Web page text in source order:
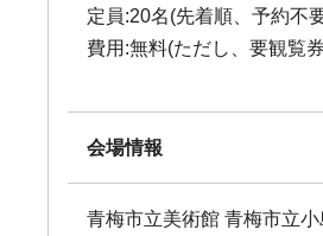
定員:20名(先着順、予約不
費用:無料(ただし、要観覧
会場情報
青梅市立美術館 青梅市立